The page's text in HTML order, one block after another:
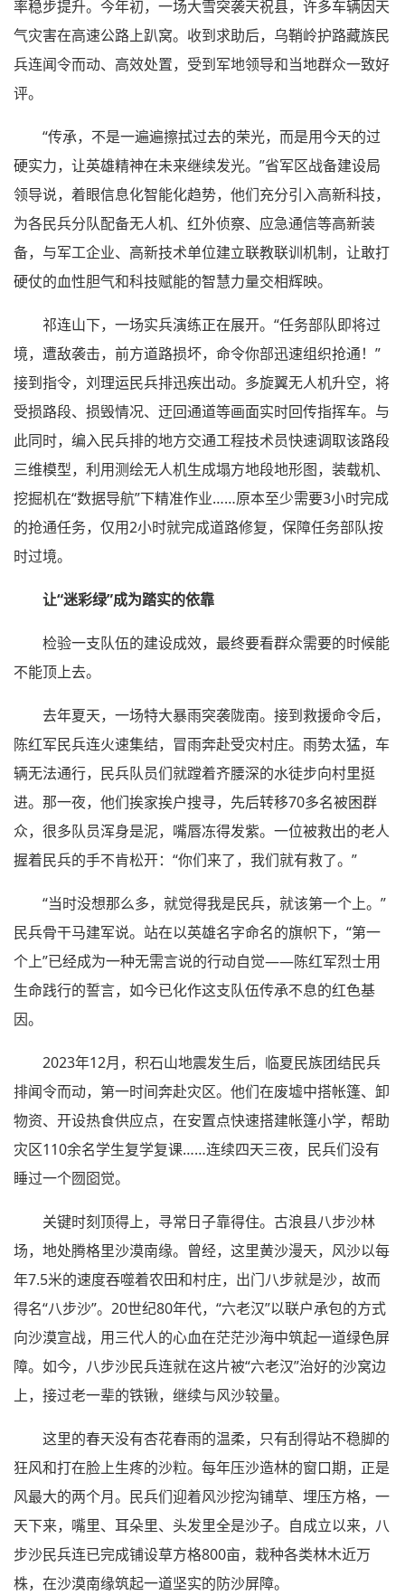
率稳步提升。今年初，一场大雪突袭天祝县，许多车辆因天
气灾害在高速公路上趴窝。收到求助后，乌鞘岭护路藏族民
兵连闻令而动、高效处置，受到军地领导和当地群众一致好
评。
“传承，不是一遍遍擦拭过去的荣光，而是用今天的过
硬实力，让英雄精神在未来继续发光。”省军区战备建设局
领导说，着眼信息化智能化趋势，他们充分引入高新科技，
为各民兵分队配备无人机、红外侦察、应急通信等高新装
备，与军工企业、高新技术单位建立联教联训机制，让敢打
硬仗的血性胆气和科技赋能的智慧力量交相辉映。
祁连山下，一场实兵演练正在展开。“任务部队即将过
境，遭敌袭击，前方道路损坏，命令你部迅速组织抢通！”
接到指令，刘理运民兵排迅疾出动。多旋翼无人机升空，将
受损路段、损毁情况、迂回通道等画面实时回传指挥车。与
此同时，编入民兵排的地方交通工程技术员快速调取该路段
三维模型，利用测绘无人机生成塌方地段地形图，装载机、
挖掘机在“数据导航”下精准作业……原本至少需要3小时完成
的抢通任务，仅用2小时就完成道路修复，保障任务部队按
时过境。
让“迷彩绿”成为踏实的依靠
检验一支队伍的建设成效，最终要看群众需要的时候能
不能顶上去。
去年夏天，一场特大暴雨突袭陇南。接到救援命令后，
陈红军民兵连火速集结，冒雨奔赴受灾村庄。雨势太猛，车
辆无法通行，民兵队员们就蹚着齐腰深的水徒步向村里挺
进。那一夜，他们挨家挨户搜寻，先后转移70多名被困群
众，很多队员浑身是泥，嘴唇冻得发紫。一位被救出的老人
握着民兵的手不肯松开：“你们来了，我们就有救了。”
“当时没想那么多，就觉得我是民兵，就该第一个上。”
民兵骨干马建军说。站在以英雄名字命名的旗帜下，“第一
个上”已经成为一种无需言说的行动自觉——陈红军烈士用
生命践行的誓言，如今已化作这支队伍传承不息的红色基
因。
2023年12月，积石山地震发生后，临夏民族团结民兵
排闻令而动，第一时间奔赴灾区。他们在废墟中搭帐篷、卸
物资、开设热食供应点，在安置点快速搭建帐篷小学，帮助
灾区110余名学生复学复课……连续四天三夜，民兵们没有
睡过一个囫囵觉。
关键时刻顶得上，寻常日子靠得住。古浪县八步沙林
场，地处腾格里沙漠南缘。曾经，这里黄沙漫天，风沙以每
年7.5米的速度吞噬着农田和村庄，出门八步就是沙，故而
得名“八步沙”。20世纪80年代，“六老汉”以联户承包的方式
向沙漠宣战，用三代人的心血在茫茫沙海中筑起一道绿色屏
障。如今，八步沙民兵连就在这片被“六老汉”治好的沙窝边
上，接过老一辈的铁锹，继续与风沙较量。
这里的春天没有杏花春雨的温柔，只有刮得站不稳脚的
狂风和打在脸上生疼的沙粒。每年压沙造林的窗口期，正是
风最大的两个月。民兵们迎着风沙挖沟铺草、埋压方格，一
天下来，嘴里、耳朵里、头发里全是沙子。自成立以来，八
步沙民兵连已完成铺设草方格800亩，栽种各类林木近万
株，在沙漠南缘筑起一道坚实的防沙屏障。